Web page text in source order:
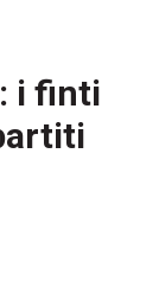
i finti